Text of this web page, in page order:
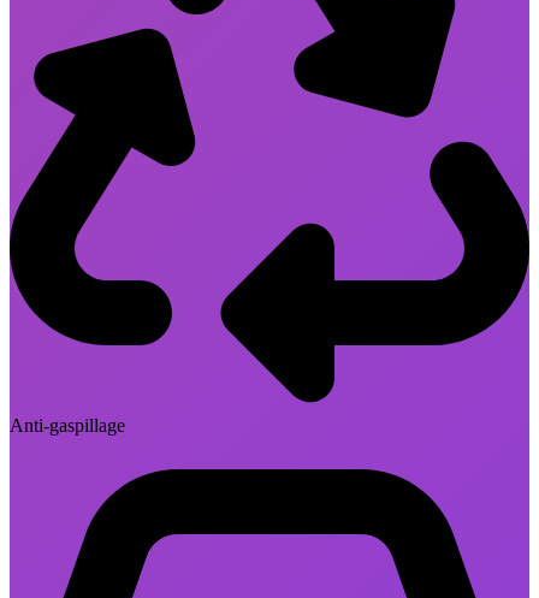
Anti-gaspillage